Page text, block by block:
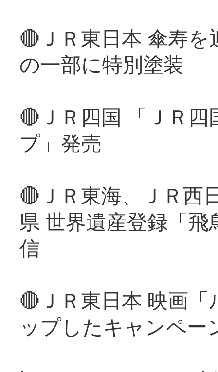
🔴ＪＲ東日本 傘寿
の一部に特別塗装
🔴ＪＲ四国 「ＪＲ
プ」発売
🔴ＪＲ東海、ＪＲ西
県 世界遺産登録「
信
🔴ＪＲ東日本 映画
ップしたキャンペー